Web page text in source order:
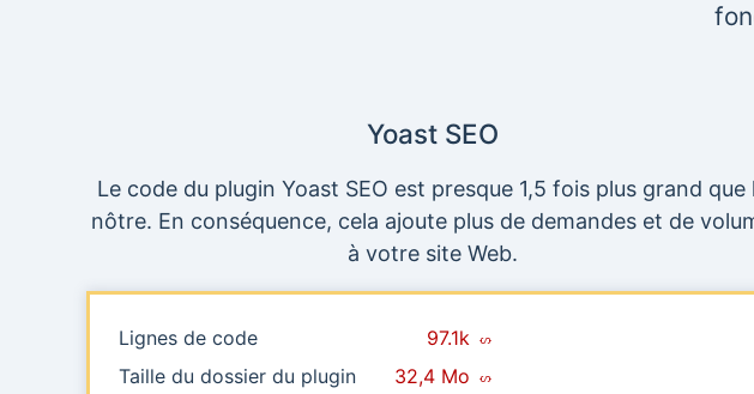
Yoast SEO
Le code du plugin Yoast SEO est presque 1,5 fois plus grand que
nôtre. En conséquence, cela ajoute plus de demandes et de
à votre site Web.
Lignes de code
97.1k
Taille du dossier du plugin
32,4 Mo